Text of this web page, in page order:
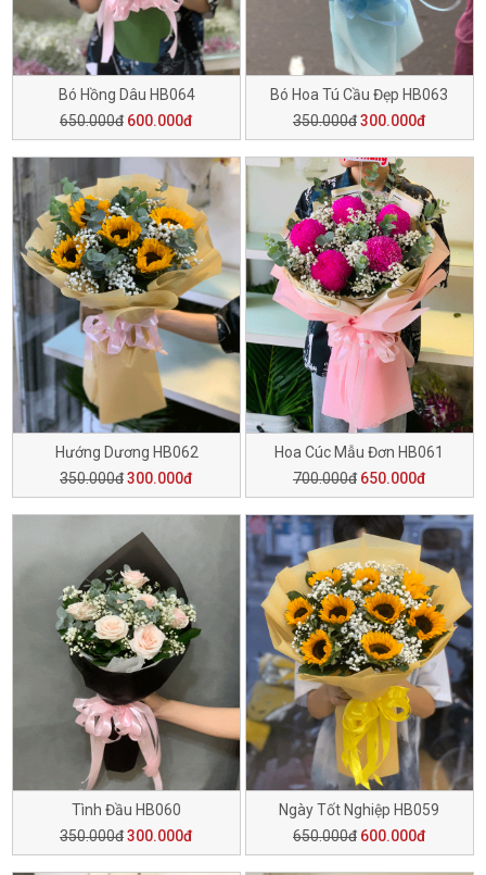
Bó Hồng Dâu HB064
650.000đ 600.000đ
Bó Hoa Tú Cầu Đẹp HB063
350.000đ300.000đ
Hướng Dương HB062
350.000đ300.000đ
Hoa Cúc Mẫu Đơn HB061
700.000đ 650.000đ
Tình Đầu HB060
350.000đ300.000đ
Ngày Tốt Nghiệp HB059
650.000đ 600.000đ